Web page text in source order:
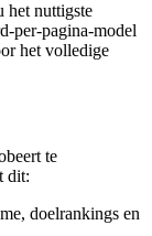
het nuttigste
per-pagina-model
het volledige
te
dit:
doelrankings en